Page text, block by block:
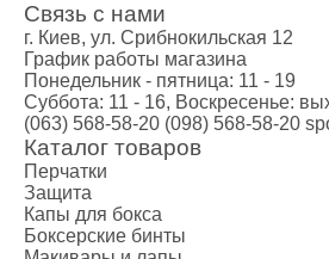
Связь с нами
г. Киев, ул. Срибнокильская 12
График работы магазина
Понедельник - пятница: 11 - 19
Суббота: 11 - 16, Воскресенье:
(063) 568-58-20 (098) 568-58-20
Каталог товаров
Перчатки
Защита
Капы для бокса
Боксерские бинты